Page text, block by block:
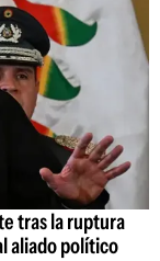
tras la ruptura
aliado político